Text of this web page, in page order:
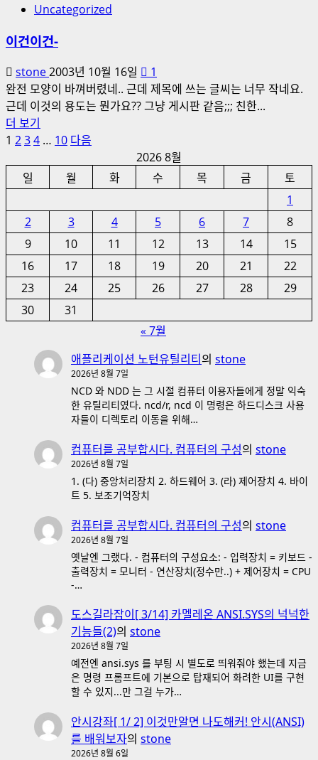
보
북
동
에
서
에
대
어
보
Uncategorized
이건이건-
stone2003년 10월 16일
1
완전 모양이 바껴버렸네.. 근데 제목에 쓰는 글씨는 너무 작네요.
근데 이것의 용도는 뭔가요?? 그냥 게시판 같음;;; 친한...
더 보기
건
에
대
읽
어
글
페
이
지
1 234 … 10 다음
2026 8월
일
월 화 수 목 금
토
1
2
3 4 5 6 7
8
9
10 11 12 13 14
15
16
17 18 19 20 21
22
23
24 25 26 27 28
29
30
31
« 7월
애플리케이션 노턴유틸리티의 stone
2026년 8월 7일
NCD 와 NDD 는 그 시절 컴퓨터 이용자들에게 정말 익숙
한 유틸리티였다. ncd/r, ncd 이 명령은 하드디스크 사용
자들이 디렉토리 이동을 위해…
컴퓨터를 공부합시다. 컴퓨터의 구성의 stone
2026년 8월 7일
1. (다) 중앙처리장치 2. 하드웨어 3. (라) 제어장치 4. 바이
트 5. 보조기억장치
컴퓨터를 공부합시다. 컴퓨터의 구성의 stone
2026년 8월 7일
옛날엔 그랬다. - 컴퓨터의 구성요소: - 입력장치 = 키보드 -
출력장치 = 모니터 - 연산장치(정수만..) + 제어장치 = CPU
-…
도스길라잡이[ 3/14] 카멜레온 ANSI.SYS의 넉넉한
기능들(2)의 stone
2026년 8월 7일
예전엔 ansi.sys 를 부팅 시 별도로 띄워줘야 했는데 지금
은 명령 프롬프트에 기본으로 탑재되어 화려한 UI를 구현
할 수 있지...만 그걸 누가…
안시강좌[ 1/ 2] 이것만알면 나도해커! 안시(ANSI)
를 배워보자의 stone
2026년 8월 6일